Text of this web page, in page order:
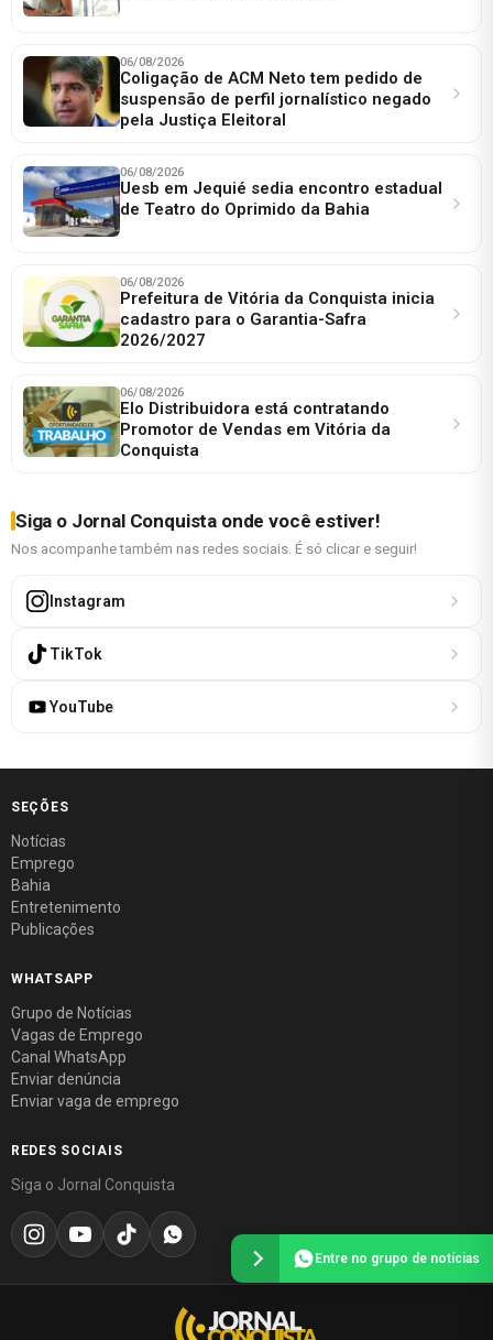
06/08/2026
Coligação de ACM Neto tem pedido de
suspensão de perfil jornalístico negado
pela Justiça Eleitoral
06/08/2026
Uesb em Jequié sedia encontro estadual
de Teatro do Oprimido da Bahia
06/08/2026
Prefeitura de Vitória da Conquista inicia
cadastro para o Garantia-Safra
2026/2027
06/08/2026
Elo Distribuidora está contratando
Promotor de Vendas em Vitória da
Conquista
Siga o Jornal Conquista onde você estiver!
Nos acompanhe também nas redes sociais. É só clicar e seguir!
Instagram
TikTok
YouTube
SEÇÕES
Notícias
Emprego
Bahia
Entretenimento
Publicações
WHATSAPP
Grupo de Notícias
Vagas de Emprego
Canal WhatsApp
Enviar denúncia
Enviar vaga de emprego
REDES SOCIAIS
Siga o Jornal Conquista
Entre no grupo de notícias